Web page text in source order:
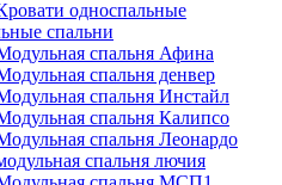
односпальные
спальни
спальня Афина
спальня денвер
спальня Инстайл
спальня Калипсо
спальня Леонардо
спальня лючия